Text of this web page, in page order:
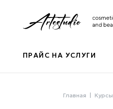
ПРАЙС НА УСЛУГИ
Главная Курсы